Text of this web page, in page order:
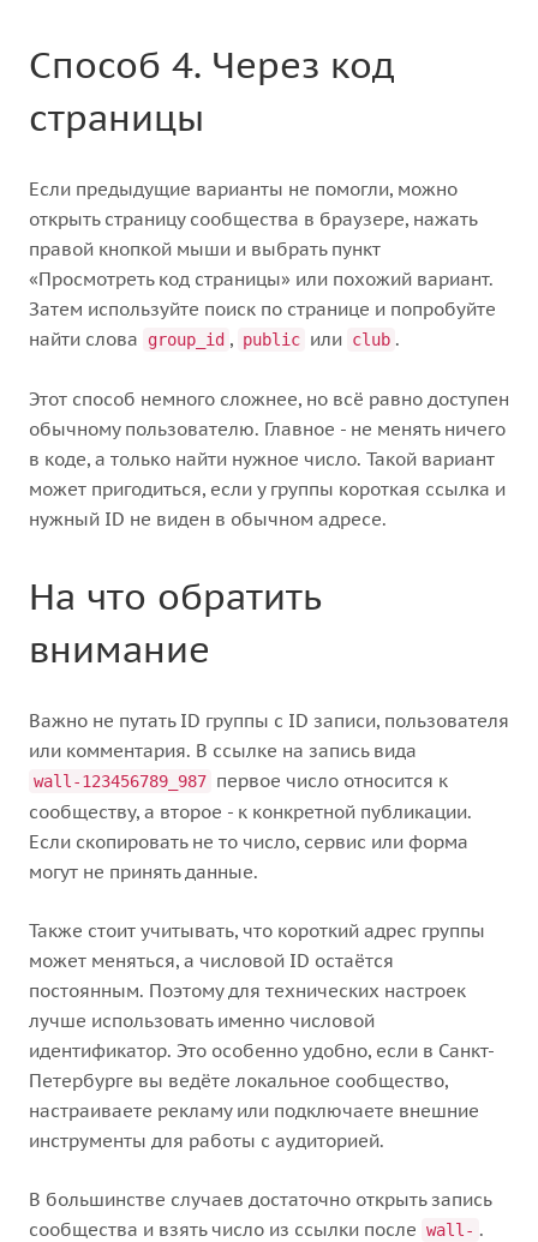
Способ 4. Через код
страницы
Если предыдущие варианты не помогли, можно
открыть страницу сообщества в браузере, нажать
правой кнопкой мыши и выбрать пункт
«Просмотреть код страницы» или похожий вариант.
Затем используйте поиск по странице и попробуйте
найти слова
group_id , public или club .
Этот способ немного сложнее, но всё равно доступен
обычному пользователю. Главное - не менять ничего
в коде, а только найти нужное число. Такой вариант
может пригодиться, если у группы короткая ссылка и
нужный ID не виден в обычном адресе.
На что обратить
внимание
Важно не путать ID группы с ID записи, пользователя
или комментария. В ссылке на запись вида
wall-123456789_987 первое число относится к
сообществу, а второе - к конкретной публикации.
Если скопировать не то число, сервис или форма
могут не принять данные.
Также стоит учитывать, что короткий адрес группы
может меняться, а числовой ID остаётся
постоянным. Поэтому для технических настроек
лучше использовать именно числовой
идентификатор. Это особенно удобно, если в Санкт-
Петербурге вы ведёте локальное сообщество,
настраиваете рекламу или подключаете внешние
инструменты для работы с аудиторией.
В большинстве случаев достаточно открыть запись
сообщества и взять число из ссылки после wall- .